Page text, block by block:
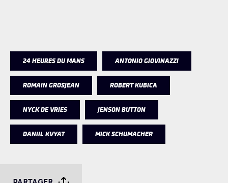
24 HEURES DU MANS ANTONIO GIOVINAZZI
ROMAIN GROSJEAN ROBERT KUBICA
NYCK DE VRIES JENSON BUTTON
DANIIL KVYAT MICK SCHUMACHER